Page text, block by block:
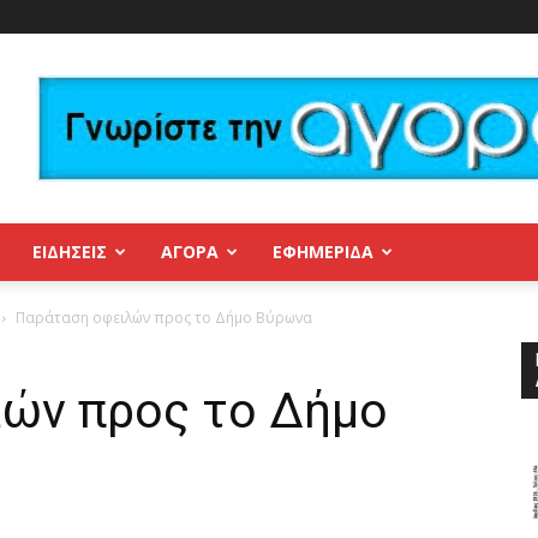
ΕΙΔΗΣΕΙΣ ΑΓΟΡΑ ΕΦΗΜΕΡΊΔΑ
Παράταση οφειλών προς το Δήμο Βύρωνα
προς το Δήμο